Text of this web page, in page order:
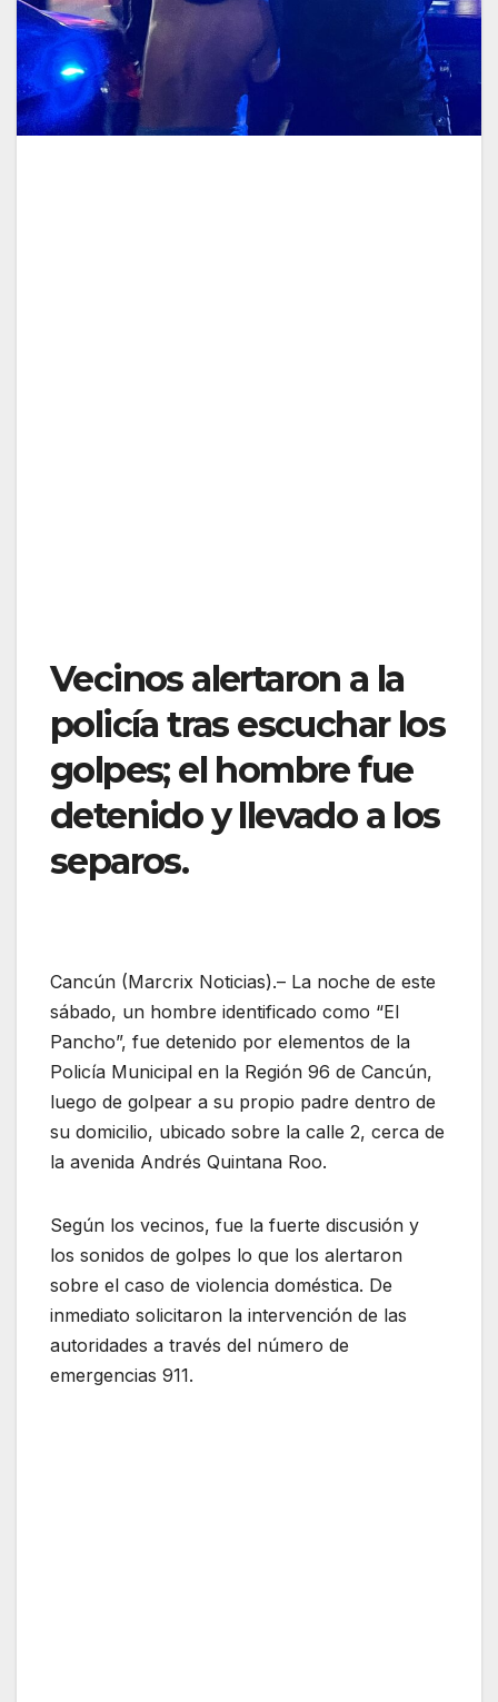
Vecinos alertaron a la
policía tras escuchar los
golpes; el hombre fue
detenido y llevado a los
separos.
Cancún (Marcrix Noticias).– La noche de este
sábado, un hombre identificado como “El
Pancho”, fue detenido por elementos de la
Policía Municipal en la Región 96 de Cancún,
luego de golpear a su propio padre dentro de
su domicilio, ubicado sobre la calle 2, cerca de
la avenida Andrés Quintana Roo.
Según los vecinos, fue la fuerte discusión y
los sonidos de golpes lo que los alertaron
sobre el caso de violencia doméstica. De
inmediato solicitaron la intervención de las
autoridades a través del número de
emergencias 911.